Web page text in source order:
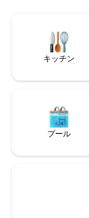
ズ、コーンホール ✔
ブル ✔ミシガン湖のブ
ーチまで0.9マイル ✔
キッチン
プール